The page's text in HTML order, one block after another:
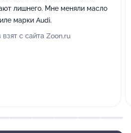
лишнего. Мне меняли масло
марки Audi.
с сайта Zoon.ru